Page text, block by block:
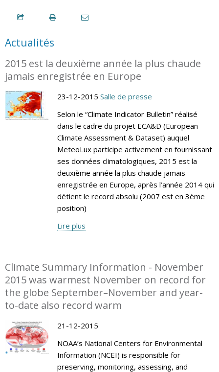
Actualités
2015 est la deuxième année la plus chaude
jamais enregistrée en Europe
23-12-2015 Salle de presse
Selon le “Climate Indicator Bulletin” réalisé
dans le cadre du projet ECA&D (European
Climate Assessment & Dataset) auquel
MeteoLux participe activement en fournissant
ses données climatologiques, 2015 est la
deuxième année la plus chaude jamais
enregistrée en Europe, après l’année 2014 qui
détient le record absolu (2007 est en 3ème
position)
Lire plus
Climate Summary Information - November
2015 was warmest November on record for
the globe September–November and year-
to-date also record warm
21-12-2015
NOAA’s National Centers for Environmental
Information (NCEI) is responsible for
preserving, monitoring, assessing, and